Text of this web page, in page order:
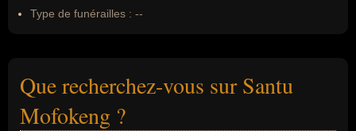
Type de funérailles : --
Que recherchez-vous sur Santu
Mofokeng ?